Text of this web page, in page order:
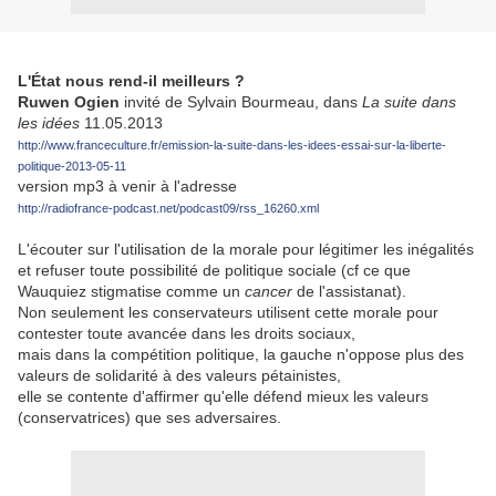
L'État nous rend-il meilleurs ?
Ruwen Ogien invité de Sylvain Bourmeau, dans La suite dans
les idées 11.05.2013
http://www.franceculture.fr/emission-la-suite-dans-les-idees-essai-sur-la-liberte-
politique-2013-05-11
version mp3 à venir à l'adresse
http://radiofrance-podcast.net/podcast09/rss_16260.xml
L'écouter sur l'utilisation de la morale pour légitimer les inégalités
et refuser toute possibilité de politique sociale (cf ce que
Wauquiez stigmatise comme un cancer de l'assistanat).
Non seulement les conservateurs utilisent cette morale pour
contester toute avancée dans les droits sociaux,
mais dans la compétition politique, la gauche n'oppose plus des
valeurs de solidarité à des valeurs pétainistes,
elle se contente d'affirmer qu'elle défend mieux les valeurs
(conservatrices) que ses adversaires.